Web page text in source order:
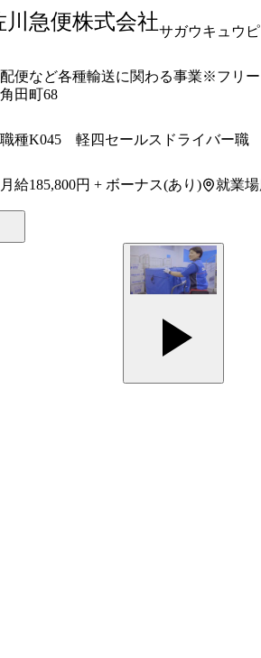
川急便株式会社サガウキュウ
便など各種輸送に関わる事業※フリ
田町68
職種K045 軽四セールスドライバー職
月給185,800円 + ボーナス(あり) 就業